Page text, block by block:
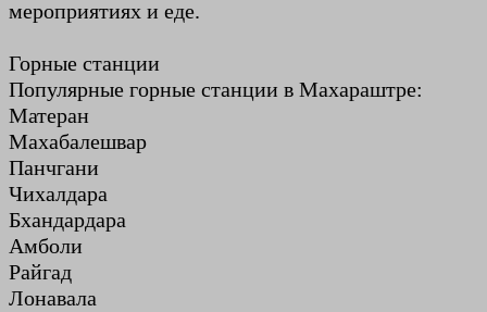
мероприятиях и еде.
Горные станции
Популярные горные станции в Махараштре:
Матеран
Махабалешвар
Панчгани
Чихалдара
Бхандардара
Амболи
Райгад
Лонавала